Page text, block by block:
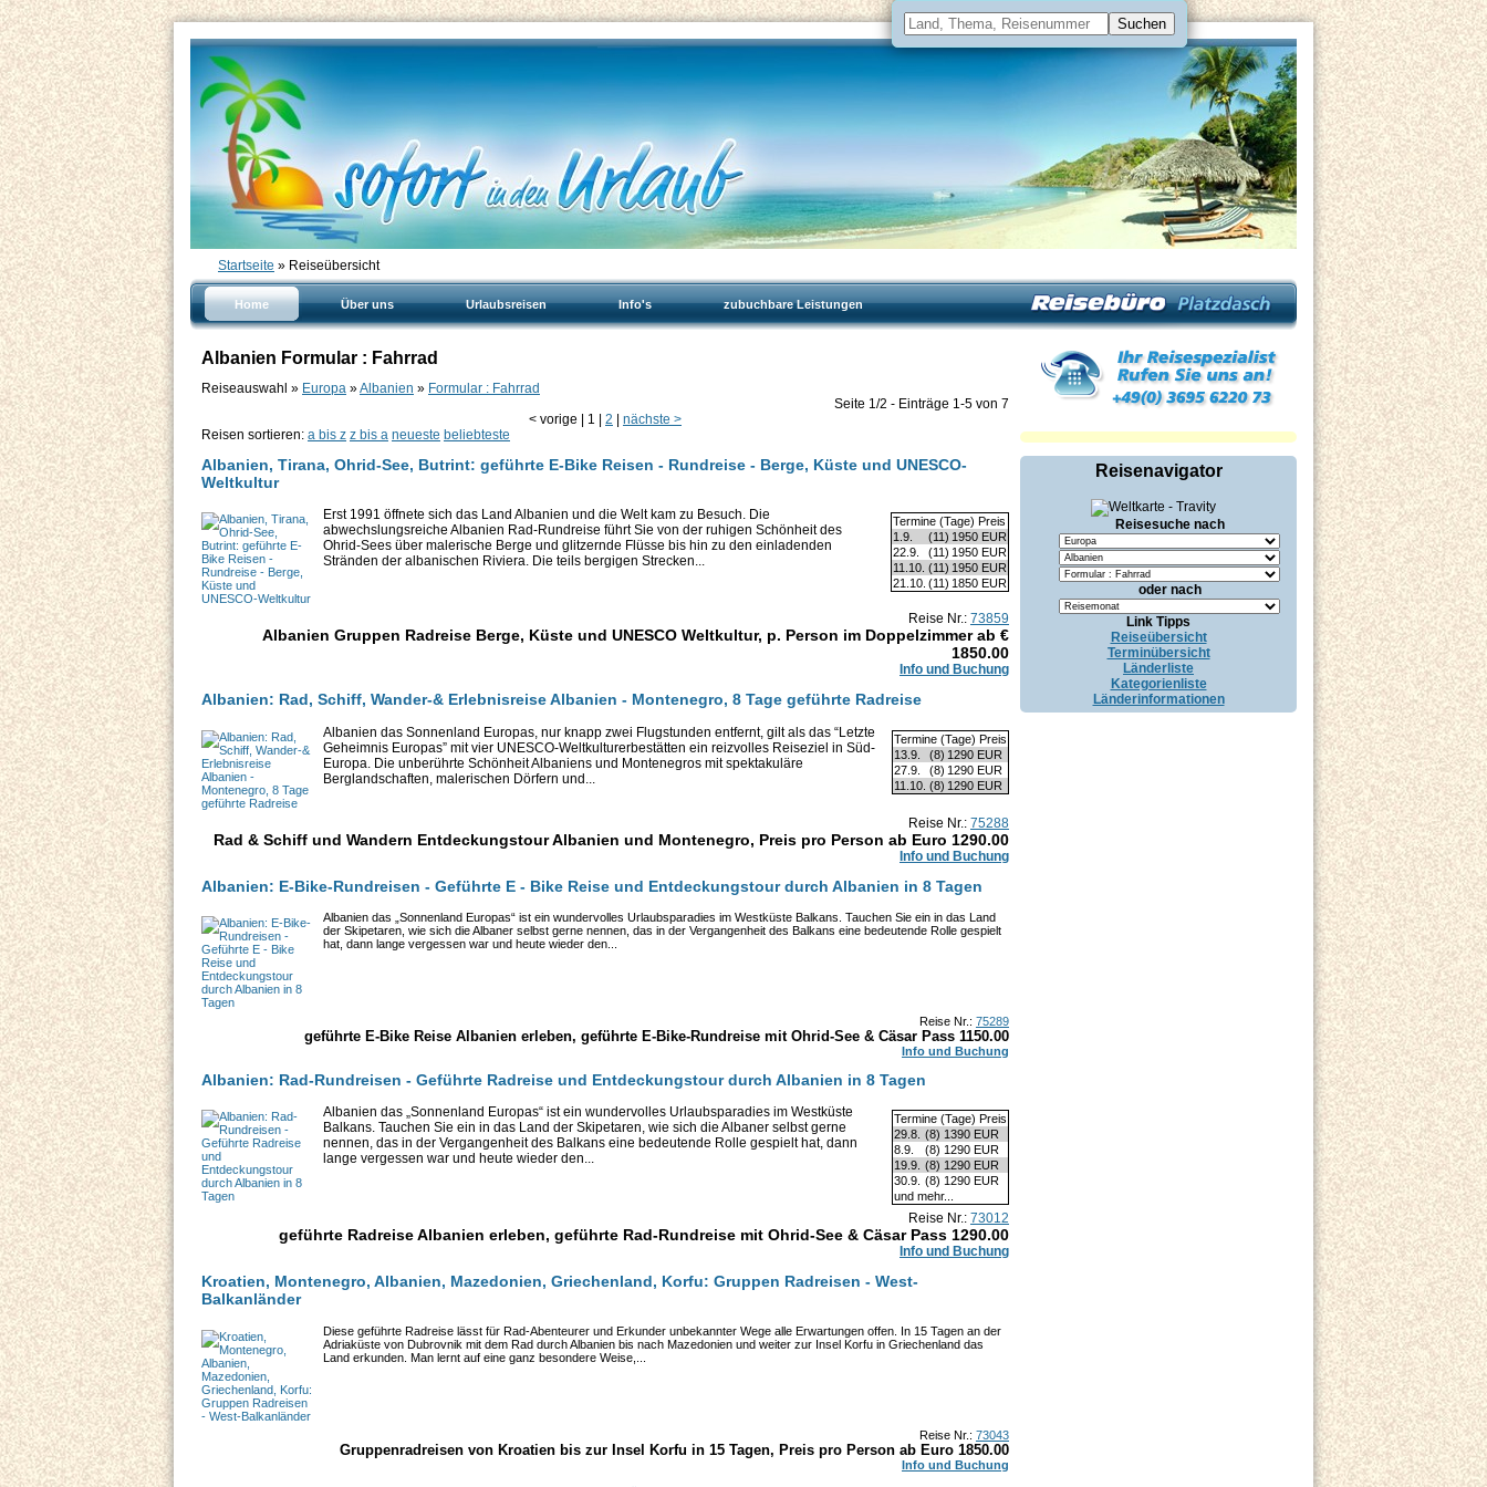
Startseite » Reiseübersicht
Home Über uns Urlaubsreisen Info's zubuchbare Leistungen
Albanien Formular : Fahrrad
Reiseauswahl » Europa »Albanien » Formular : Fahrrad
Seite 1/2 - Einträge 1-5 von 7
< vorige | 1 | 2 | nächste >
Reisen sortieren: a bis z z bis a neueste beliebteste
Albanien, Tirana, Ohrid-See, Butrint: geführte E-Bike Reisen - Rundreise - Berge, Küste und UNESCO-
Weltkultur
Termine (Tage) Preis
1.9.
(11) 1950 EUR
22.9.
(11) 1950 EUR
11.10. (11) 1950 EUR
21.10. (11) 1850 EUR
Erst 1991 öffnete sich das Land Albanien und die Welt kam zu Besuch. Die
abwechslungsreiche Albanien Rad-Rundreise führt Sie von der ruhigen Schönheit des
Ohrid-Sees über malerische Berge und glitzernde Flüsse bis hin zu den einladenden
Stränden der albanischen Riviera. Die teils bergigen Strecken...
Reise Nr.: 73859
Albanien Gruppen Radreise Berge, Küste und UNESCO Weltkultur, p. Person im Doppelzimmer ab €
1850.00
Info und Buchung
Albanien: Rad, Schiff, Wander-& Erlebnisreise Albanien - Montenegro, 8 Tage geführte Radreise
Termine (Tage) Preis
13.9.
(8) 1290 EUR
27.9.
(8) 1290 EUR
11.10. (8) 1290 EUR
Albanien das Sonnenland Europas, nur knapp zwei Flugstunden entfernt, gilt als das “Letzte
Geheimnis Europas” mit vier UNESCO-Weltkulturerbestätten ein reizvolles Reiseziel in Süd-
Europa. Die unberührte Schönheit Albaniens und Montenegros mit spektakuläre
Berglandschaften, malerischen Dörfern und...
Reise Nr.: 75288
Rad & Schiff und Wandern Entdeckungstour Albanien und Montenegro, Preis pro Person ab Euro 1290.00
Info und Buchung
Albanien: E-Bike-Rundreisen - Geführte E - Bike Reise und Entdeckungstour durch Albanien in 8 Tagen
Albanien das „Sonnenland Europas“ ist ein wundervolles Urlaubsparadies im Westküste Balkans. Tauchen Sie ein in das Land
der Skipetaren, wie sich die Albaner selbst gerne nennen, das in der Vergangenheit des Balkans eine bedeutende Rolle gespielt
hat, dann lange vergessen war und heute wieder den...
Reise Nr.: 75289
geführte E-Bike Reise Albanien erleben, geführte E-Bike-Rundreise mit Ohrid-See & Cäsar Pass 1150.00
Info und Buchung
Albanien: Rad-Rundreisen - Geführte Radreise und Entdeckungstour durch Albanien in 8 Tagen
Termine (Tage) Preis
29.8. (8) 1390 EUR
8.9.
(8) 1290 EUR
19.9. (8) 1290 EUR
30.9. (8) 1290 EUR
und mehr...
Albanien das „Sonnenland Europas“ ist ein wundervolles Urlaubsparadies im Westküste
Balkans. Tauchen Sie ein in das Land der Skipetaren, wie sich die Albaner selbst gerne
nennen, das in der Vergangenheit des Balkans eine bedeutende Rolle gespielt hat, dann
lange vergessen war und heute wieder den...
Reise Nr.: 73012
geführte Radreise Albanien erleben, geführte Rad-Rundreise mit Ohrid-See & Cäsar Pass 1290.00
Info und Buchung
Kroatien, Montenegro, Albanien, Mazedonien, Griechenland, Korfu: Gruppen Radreisen - West-
Balkanländer
Diese geführte Radreise lässt für Rad-Abenteurer und Erkunder unbekannter Wege alle Erwartungen offen. In 15 Tagen an der
Adriaküste von Dubrovnik mit dem Rad durch Albanien bis nach Mazedonien und weiter zur Insel Korfu in Griechenland das
Land erkunden. Man lernt auf eine ganz besondere Weise,...
Reise Nr.: 73043
Gruppenradreisen von Kroatien bis zur Insel Korfu in 15 Tagen, Preis pro Person ab Euro 1850.00
Info und Buchung
Reisenavigator
Reisesuche nach
oder nach
Link Tipps
Reiseübersicht
Terminübersicht
Länderliste
Kategorienliste
Länderinformationen